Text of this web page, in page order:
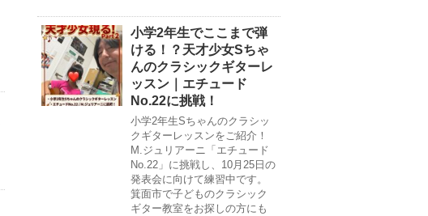
小学2年生でここまで弾
ける！？天才少女Sちゃ
んのクラシックギターレ
ッスン｜エチュード
No.22に挑戦！
小学2年生Sちゃんのクラシッ
クギターレッスンをご紹介！
M.ジュリアーニ「エチュード
No.22」に挑戦し、10月25日の
発表会に向けて練習中です。
箕面市で子どものクラシック
ギター教室をお探しの方にも